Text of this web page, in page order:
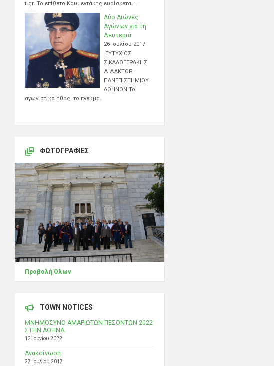
t.gr Το επίθετο Κουμεντάκης ευρίσκεται…
Δύο Αιώνες
Αγώνων για τη
Λευτεριά
26 Ιουλίου 2017
ΕΥΤΥΧΙΟΣ
Σ.ΚΑΛΟΓΕΡΑΚΗΣ
ΔΙΔΑΚΤΩΡ
ΠΑΝΕΠΙΣΤΗΜΙΟΥ
ΑΘΗΝΩΝ Το
αγωνιστικό ήθος, το πνεύμα…
ΦΩΤΟΓΡΑΦΊΕΣ
Προβολή Όλων
TOWN NOTICES
ΜΝΗΜΟΣΥΝΟ ΑΜΑΡΙΩΤΩΝ ΠΕΣΟΝΤΩΝ 2022
ΣΤΗΝ ΑΘΗΝΑ
12 Ιουνίου 2022
Ανακοίνωση
27 Ιουλίου 2017